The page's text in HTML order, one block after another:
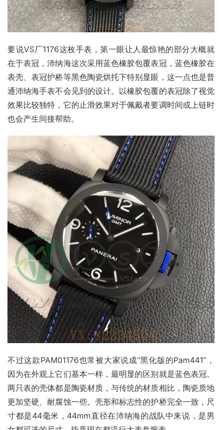
要说VS厂1176这枚手表，第一眼让人最惊艳的部分大概就
在于表冠，沛纳海这次采用蓝色橡胶包覆表冠，蓝色橡胶在
表壳、表冠护桥等黑色陶瓷烘托下特别显眼，这一点也是普
通沛纳海手表不会见到的设计。以橡胶包覆的表冠除了视觉
效果比较独特，它的止滑效果对于佩戴者要调时间或上链时
也会产生间接帮助。
不过这款PAM01176也常被大家说成“黑化版的Pam441”，
因为在外观上它们基本一样，最明显的区别就是蓝色表冠。
两只表的壳体都是陶瓷材质，与传统的材质相比，陶瓷质地
更加坚硬、耐腐蚀一些。壳形和标志性的护桥完全一致，尺
寸都是44毫米，44mm直径在沛纳海的战队中来说，是男